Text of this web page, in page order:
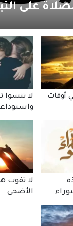
على
أوقات
لا
لا تفوت
الأضحى